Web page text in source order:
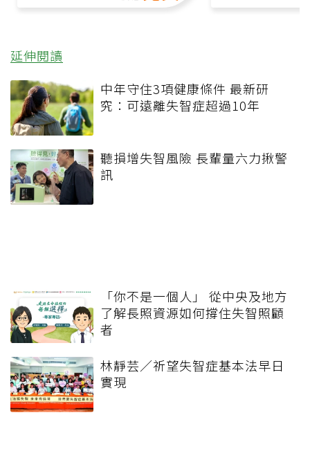
延伸閱讀
中年守住3項健康條件 最新研
究：可遠離失智症超過10年
聽損增失智風險 長輩量六力揪警
訊
「你不是一個人」 從中央及地方
了解長照資源如何撐住失智照顧
者
林靜芸／祈望失智症基本法早日
實現